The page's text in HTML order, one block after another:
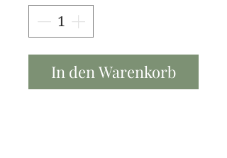
In den Warenkorb